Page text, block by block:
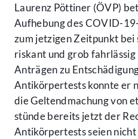
Laurenz Pöttiner (ÖVP)
Aufhebung des COVID-
zum jetzigen Zeitpunkt bei
riskant und grob
Anträgen zu
Antikörpertests konnte er
die Geltendmachung von
stünde bereits jetzt der
Antikörpertests seien